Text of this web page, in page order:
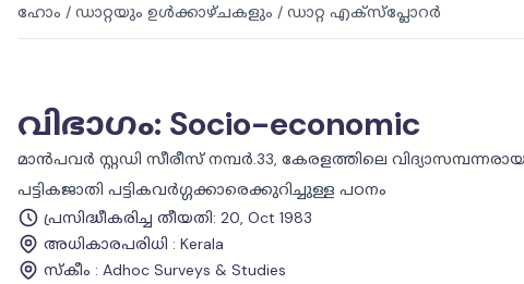
ഹോം / ഡാറ്റയും ഉൾക്കാഴ്ചകളും / ഡാറ്റ എക്സ്പ്ലോറർ
വിഭാഗം: Socio-economic
മാൻപവർ സ്റ്റഡി സീരീസ് നമ്പർ.33, കേരളത്തിലെ
പട്ടികജാതി പട്ടികവർഗ്ഗക്കാരെക്കുറിച്ചുള്ള പഠനം
പ്രസിദ്ധീകരിച്ച തീയതി: 20, Oct 1983
അധികാരപരിധി : Kerala
സ്കീം : Adhoc Surveys & Studies